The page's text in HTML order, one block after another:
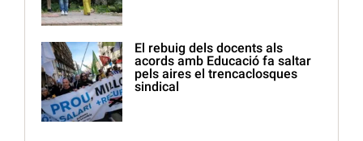
El rebuig dels docents als
acords amb Educació fa saltar
pels aires el trencaclosques
sindical